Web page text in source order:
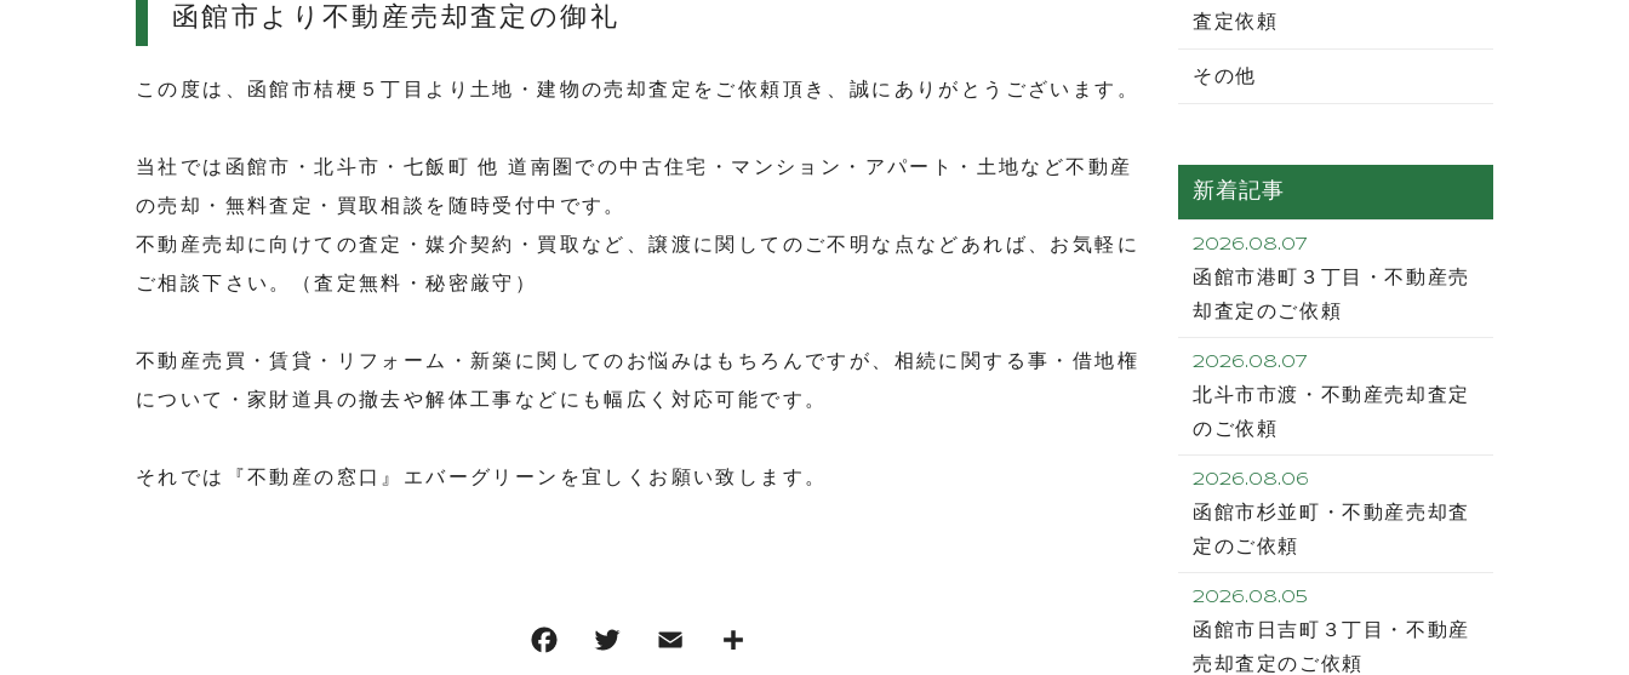
函館市より不動産売却査定の御礼
この度は、函館市桔梗５丁目より土地・建物の売却査定をご依頼頂き、誠にありがとうございます。
当社では函館市・北斗市・七飯町 他 道南圏での中古住宅・マンション・アパート・土地など不動産
の売却・無料査定・買取相談を随時受付中です。
不動産売却に向けての査定・媒介契約・買取など、譲渡に関してのご不明な点などあれば、お気軽に
ご相談下さい。（査定無料・秘密厳守）
不動産売買・賃貸・リフォーム・新築に関してのお悩みはもちろんですが、相続に関する事・借地権
について・家財道具の撤去や解体工事などにも幅広く対応可能です。
それでは『不動産の窓口』エバーグリーンを宜しくお願い致します。
査定依頼
その他
新着記事
2026.08.07
函館市港町３丁目・不動産売
却査定のご依頼
2026.08.07
北斗市市渡・不動産売却査定
のご依頼
2026.08.06
函館市杉並町・不動産売却査
定のご依頼
2026.08.05
函館市日吉町３丁目・不動産
売却査定のご依頼